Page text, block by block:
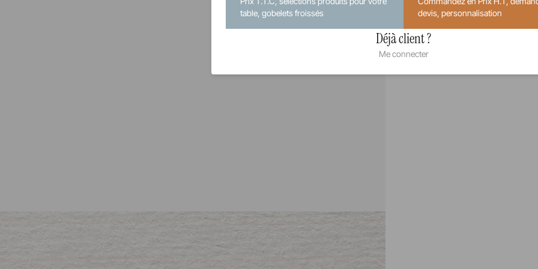
table, gobelets froissés
devis, personnalisation
Déjà client ?
Me connecter